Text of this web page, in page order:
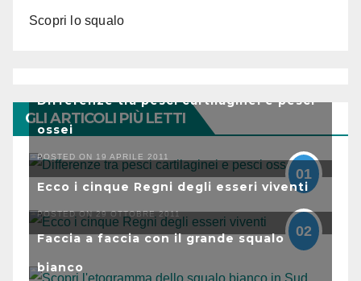
Scopri lo squalo
GLI ARTICOLI PIÙ LETTI
Differenze tra pesci cartilaginei e pesci
ossei
POSTED ON 19 APRILE 2011
01
Ecco i cinque Regni degli esseri viventi
POSTED ON 29 OTTOBRE 2011
02
Faccia a faccia con il grande squalo
bianco